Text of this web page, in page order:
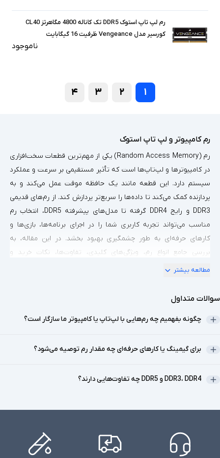
رم لپ تاپ استوک DDR5 تک کاناله 4800 مگاهرتز CL40
کورسیر مدل Vengeance ظرفیت 16 گیگابایت
ناموجود
۱ ۲ ۳ ۴
رم کامپیوتر و لپ تاپ استوک
رم (Random Access Memory) یکی از مهم‌ترین قطعات سخت‌افزاری
در کامپیوترها و لپ‌تاپ‌ها است که تأثیر مستقیمی بر سرعت و عملکرد
سیستم دارد. این قطعه مانند یک حافظه موقت عمل می‌کند و به
پردازنده کمک می‌کند تا داده‌ها را سریع‌تر پردازش کند. از رم‌های قدیمی
DDR3 و رایج DDR4 گرفته تا مدل‌های پیشرفته DDR5، انتخاب رم
مناسب می‌تواند تجربه کاربری شما را در اجرای برنامه‌ها، بازی‌ها و
کارهای حرفه‌ای به طور چشمگیری بهبود بخشد. در این مقاله، به
بررسی جامع انواع رم، ویژگی‌های کلیدی، تفاوت‌ها، نکات خرید و
نگهداری آن‌ها می‌پردازیم تا بتوانید انتخاب هوشمندانه‌ای داشته باشید.
می‌کند؟
پردازنده (CPU) امکان می‌دهد اطلاعات مورد نیاز را به‌سرعت ذخیره،
هارد دیسک (HDD) یا SSD، رم داده‌ها را فقط تا زمانی که سیستم
پاک می‌شود. این ویژگی رم را به یک ابزار ضروری برای عملکرد روان
حافظه‌های ذخیره‌سازی، می‌تواند داده‌ها را مستقیماً از رم بخواند.
ذخیره اطلاعات مورد نیاز پردازنده برای اجرای برنامه‌ها، سیستم‌عامل و
وظایف چندگانه (مانند باز کردن چندین تب مرورگر یا ویرایش ویدیو).
مطالعه بیشتر
سوالات متداول
چگونه بفهمیم چه رم‌هایی با لپ‌تاپ یا کامپیوتر ما سازگار است؟
برای گیمینگ یا کارهای حرفه‌ای چه مقدار رم توصیه می‌شود؟
DDR3، DDR4 و DDR5 چه تفاوت‌هایی دارند؟